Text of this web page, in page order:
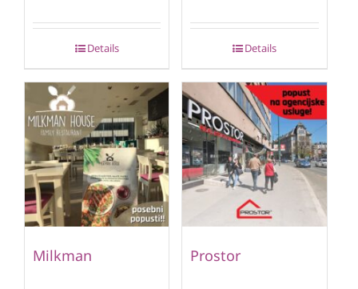
Details Details
Milkman Prostor